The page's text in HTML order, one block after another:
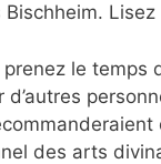
le
des arts